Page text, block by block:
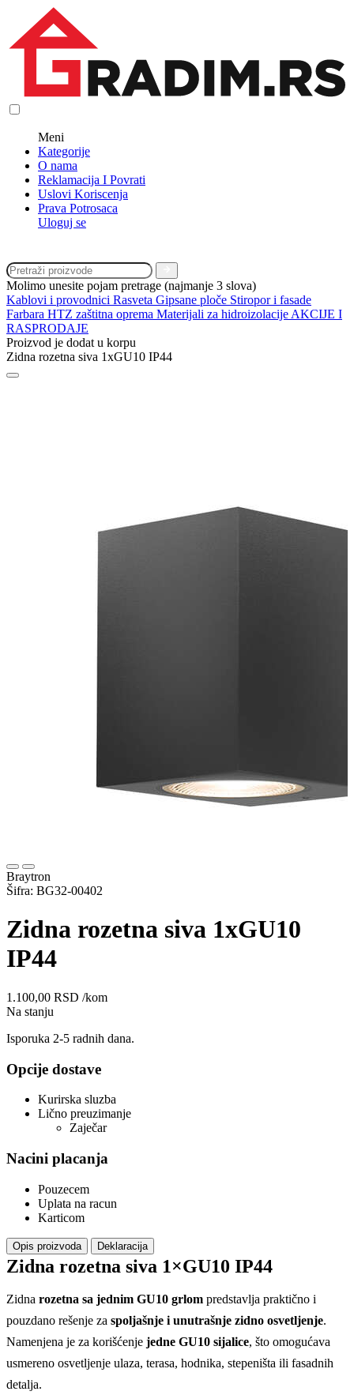
Meni
Kategorije
O nama
Reklamacija I Povrati
Uslovi Koriscenja
Prava Potrosaca
Uloguj se
Molimo unesite pojam pretrage (najmanje 3 slova)
Kablovi i provodnici Rasveta Gipsane ploče Stiropor i fasade
Farbara HTZ zaštitna oprema Materijali za hidroizolacije AKCIJE I
RASPRODAJE
Proizvod je dodat u korpu
Zidna rozetna siva 1xGU10 IP44
Braytron
Šifra: BG32-00402
Zidna rozetna siva 1xGU10
IP44
1.100,00 RSD /kom
Na stanju
Isporuka 2-5 radnih dana.
Opcije dostave
Kurirska sluzba
Lično preuzimanje
Zaječar
Nacini placanja
Pouzecem
Uplata na racun
Karticom
Opis proizvoda Deklaracija
Zidna rozetna siva 1×GU10 IP44
Zidna rozetna sa jednim GU10 grlom predstavlja praktično i
pouzdano rešenje za spoljašnje i unutrašnje zidno osvetljenje.
Namenjena je za korišćenje jedne GU10 sijalice, što omogućava
usmereno osvetljenje ulaza, terasa, hodnika, stepeništa ili fasadnih
detalja.